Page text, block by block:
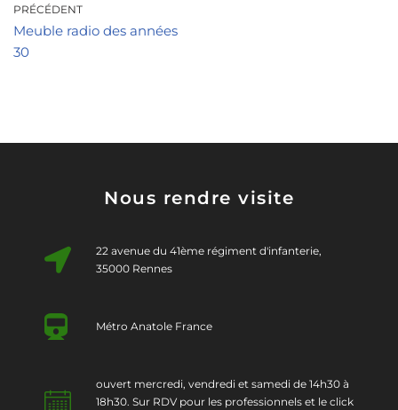
PRÉCÉDENT
Meuble radio des années
30
Nous rendre visite
22 avenue du 41ème régiment d'infanterie,
35000 Rennes
Métro Anatole France
ouvert mercredi, vendredi et samedi de 14h30 à
18h30. Sur RDV pour les professionnels et le click